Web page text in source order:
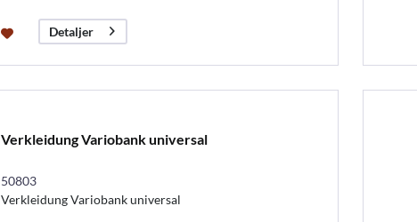
Detaljer
Verkleidung Variobank universal
50803
Verkleidung Variobank universal